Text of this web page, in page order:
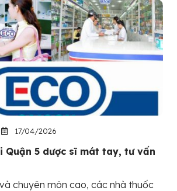
17/04/2026
Quận 5 dược sĩ mát tay, tư vấn
chuyên môn cao, các nhà thuốc